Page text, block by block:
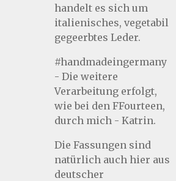
handelt es sich um
italienisches, vegetabil
gegeerbtes Leder.
#handmadeingermany
- Die weitere
Verarbeitung erfolgt,
wie bei den FFourteen,
durch mich - Katrin.
Die Fassungen sind
natürlich auch hier aus
deutscher